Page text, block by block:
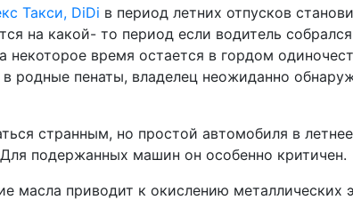
Такси, DiDi в период летних отпусков
на какой- то период если водитель
некоторое время остается в гордом
родные пенаты, владелец неожиданно
странным, но простой автомобиля в
подержанных машин он особенно критичен.
масла приводит к окислению